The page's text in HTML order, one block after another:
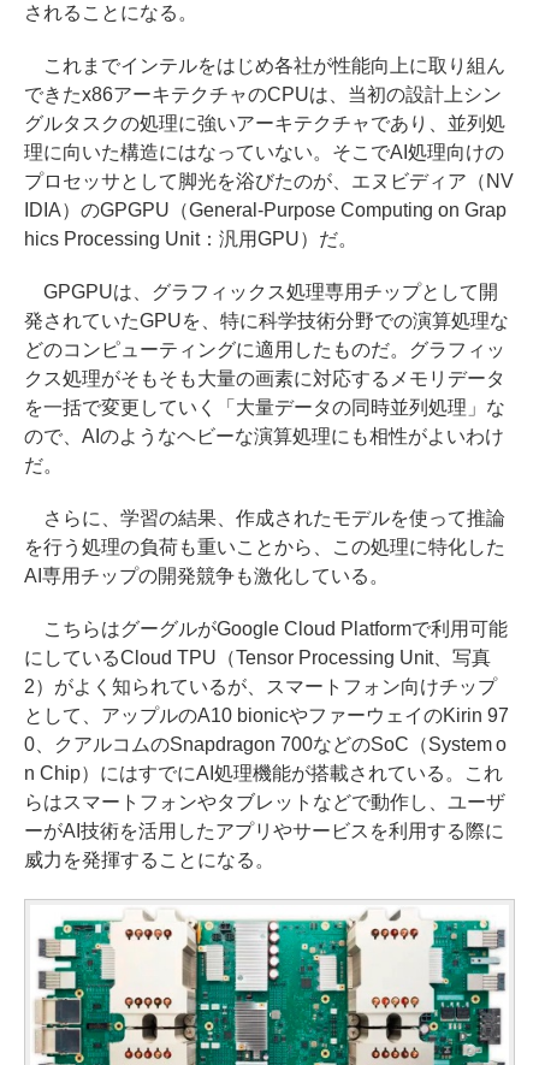
されることになる。
これまでインテルをはじめ各社が性能向上に取り組ん
できたx86アーキテクチャのCPUは、当初の設計上シン
グルタスクの処理に強いアーキテクチャであり、並列処
理に向いた構造にはなっていない。そこでAI処理向けの
プロセッサとして脚光を浴びたのが、エヌビディア（NV
IDIA）のGPGPU（General-Purpose Computing on Grap
hics Processing Unit：汎用GPU）だ。
GPGPUは、グラフィックス処理専用チップとして開
発されていたGPUを、特に科学技術分野での演算処理な
どのコンピューティングに適用したものだ。グラフィッ
クス処理がそもそも大量の画素に対応するメモリデータ
を一括で変更していく「大量データの同時並列処理」な
ので、AIのようなヘビーな演算処理にも相性がよいわけ
だ。
さらに、学習の結果、作成されたモデルを使って推論
を行う処理の負荷も重いことから、この処理に特化した
AI専用チップの開発競争も激化している。
こちらはグーグルがGoogle Cloud Platformで利用可能
にしているCloud TPU（Tensor Processing Unit、写真
2）がよく知られているが、スマートフォン向けチップ
として、アップルのA10 bionicやファーウェイのKirin 97
0、クアルコムのSnapdragon 700などのSoC（System o
n Chip）にはすでにAI処理機能が搭載されている。これ
らはスマートフォンやタブレットなどで動作し、ユーザ
ーがAI技術を活用したアプリやサービスを利用する際に
威力を発揮することになる。